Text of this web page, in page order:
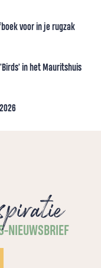
voor in je rugzak
in het Mauritshuis
NIEUWSBRIEF